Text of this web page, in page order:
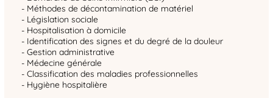
- Méthodes de décontamination de matériel
- Législation sociale
- Hospitalisation à domicile
- Identification des signes et du degré de la douleur
- Gestion administrative
- Médecine générale
- Classification des maladies professionnelles
- Hygiène hospitalière